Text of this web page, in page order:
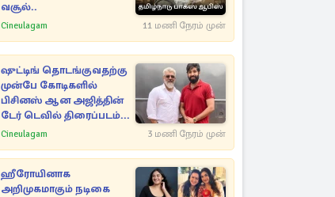
வசூல்..
Cineulagam 11 மணி நேரம் முன்
ஷுட்டிங் தொடங்குவதற்கு
முன்பே கோடிகளில்
பிசினஸ் ஆன அஜித்தின்
டேர் டெவில் திரைப்படம்...
Cineulagam 3 மணி நேரம் முன்
ஹீரோயினாக
அறிமுகமாகும் நடிகை